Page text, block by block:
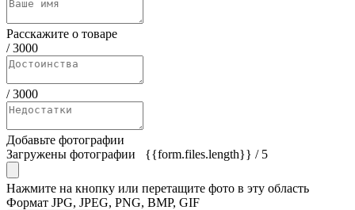
Расскажите о товаре
/3000
/3000
Добавьте фотографии
Загружены фотографии
{{form.files.length}} / 5
Нажмите на кнопку или перетащите фото в эту область
Формат JPG, JPEG, PNG, BMP, GIF